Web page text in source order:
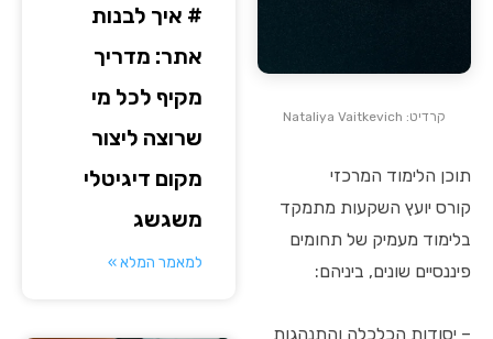
קרדיט: Nataliya Vaitkevich
תוכן הלימוד המרכזי
קורס יועץ השקעות מתמקד
בלימוד מעמיק של תחומים
פיננסיים שונים, ביניהם:
– יסודות הכלכלה והתנהגות
# איך לבנות
אתר: מדריך
מקיף לכל מי
שרוצה ליצור
מקום דיגיטלי
משגשג
למאמר המלא »